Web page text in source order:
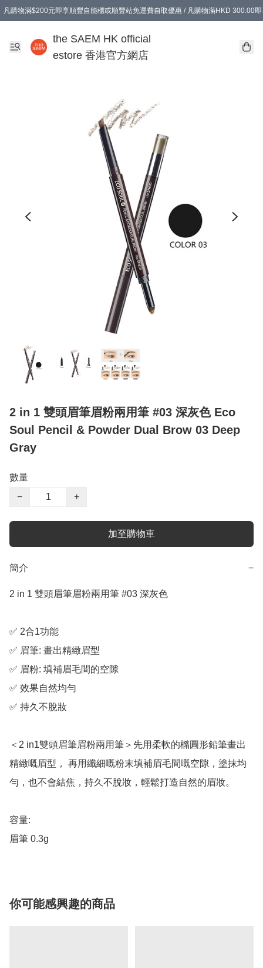
凡購物滿$200元即享順豐自能櫃或順豐站免運費自取優惠 / 凡購物滿HKD 300.00
the SAEM HK official
estore 香港官方網店
2 in 1 雙頭眉筆眉粉兩用筆 #03 深灰色 Eco
Soul Pencil & Powder Dual Brow 03 Deep
Gray
數量
−
+
加至購物車
簡介 −
2 in 1 雙頭眉筆眉粉兩用筆 #03 深灰色
✅ 2合1功能
✅ 眉筆: 畫出精緻眉型
✅ 眉粉: 填補眉毛間的空隙
✅ 效果自然均勻
✅ 持久不脫妝
＜2 in1雙頭眉筆眉粉兩用筆＞先用柔軟的橢圓形鉛筆畫出
精緻嘅眉型， 再用纖細嘅粉末填補眉毛間嘅空隙，塗抹均
勻，也不會結焦，持久不脫妝，輕鬆打造自然的眉妝。
容量:
眉筆 0.3g
你可能感興趣的商品